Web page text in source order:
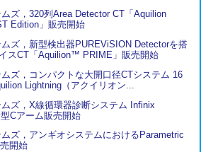
ズ，320列Area Detector CT「Aquilion
Edition」販売開始
ズ，新型検出器PUREViSION Detectorを搭
スCT「Aquilion™ PRIME」販売開始
ズ，コンパクトな大開口径CTシステム 16
Lightning（アクイリオン...
ズ，X線循環器診断システム Infinix
Cアーム販売開始
ズ，アンギオシステムにおけるParametric
開始